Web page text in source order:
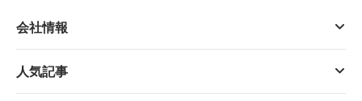
会社情報
人気記事